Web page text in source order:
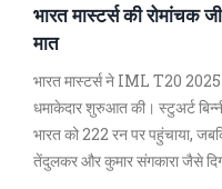
भारत मास्टर्स की रोमांचक
मात
भारत मास्टर्स ने IML T20 2025
धमाकेदार शुरुआत की। स्टुअर्ट
भारत को 222 रन पर पहुंचाया,
तेंदुलकर और कुमार संगकारा जैसे